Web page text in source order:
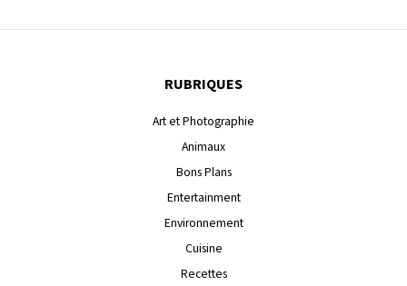
RUBRIQUES
Art et Photographie
Animaux
Bons Plans
Entertainment
Environnement
Cuisine
Recettes